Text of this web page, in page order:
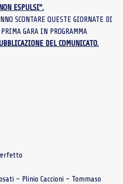
ESPULSI”.
SCONTARE QUESTE GIORNATE DI
GARA IN PROGRAMMA
DEL COMUNICATO.
– Plinio Caccioni – Tommaso